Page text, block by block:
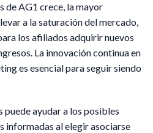
de AG1 crece, la mayor
a la saturación del mercado,
los afiliados adquirir nuevos
La innovación continua en
es esencial para seguir siendo
ayudar a los posibles
informadas al elegir asociarse